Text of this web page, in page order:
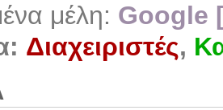
μέλη: Google
Διαχειριστές,